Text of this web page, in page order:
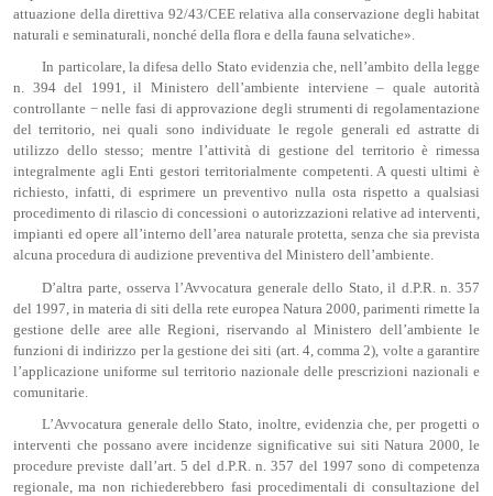
attuazione della direttiva 92/43/CEE relativa alla conservazione degli habitat
naturali e seminaturali, nonché della flora e della fauna selvatiche».
In particolare, la difesa dello Stato evidenzia che, nell’ambito della legge
n. 394 del 1991, il Ministero dell’ambiente interviene – quale autorità
controllante − nelle fasi di approvazione degli strumenti di regolamentazione
del territorio, nei quali sono individuate le regole generali ed astratte di
utilizzo dello stesso; mentre l’attività di gestione del territorio è rimessa
integralmente agli Enti gestori territorialmente competenti. A questi ultimi è
richiesto, infatti, di esprimere un preventivo nulla osta rispetto a qualsiasi
procedimento di rilascio di concessioni o autorizzazioni relative ad interventi,
impianti ed opere all’interno dell’area naturale protetta, senza che sia prevista
alcuna procedura di audizione preventiva del Ministero dell’ambiente.
D’altra parte, osserva l’Avvocatura generale dello Stato, il d.P.R. n. 357
del 1997, in materia di siti della rete europea Natura 2000, parimenti rimette la
gestione delle aree alle Regioni, riservando al Ministero dell’ambiente le
funzioni di indirizzo per la gestione dei siti (art. 4, comma 2), volte a garantire
l’applicazione uniforme sul territorio nazionale delle prescrizioni nazionali e
comunitarie.
L’Avvocatura generale dello Stato, inoltre, evidenzia che, per progetti o
interventi che possano avere incidenze significative sui siti Natura 2000, le
procedure previste dall’art. 5 del d.P.R. n. 357 del 1997 sono di competenza
regionale, ma non richiederebbero fasi procedimentali di consultazione del